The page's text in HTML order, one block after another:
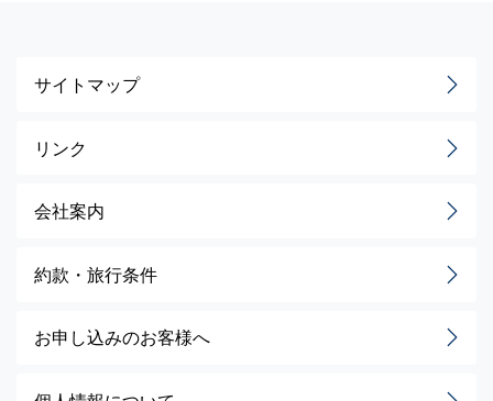
サイトマップ
リンク
会社案内
約款・旅行条件
お申し込みのお客様へ